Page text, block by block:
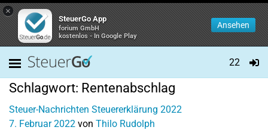
×
SteuerGo App
forium GmbH
kostenlos - In Google Play
Ansehen
22
Schlagwort: Rentenabschlag
Steuer-Nachrichten Steuererklärung 2022
7. Februar 2022 von Thilo Rudolph